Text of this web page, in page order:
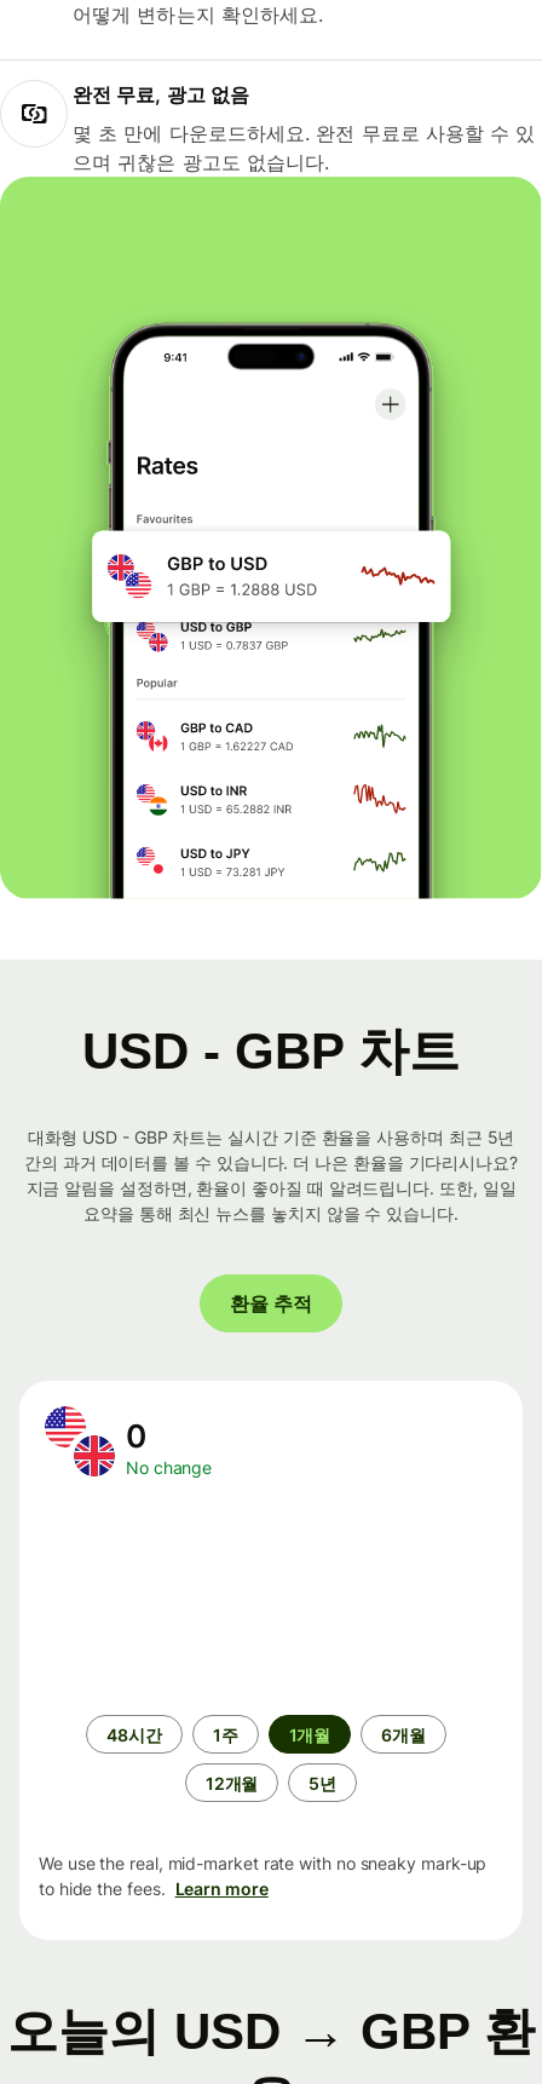
어떻게 변하는지 확인하세요.
완전 무료, 광고 없음
몇 초 만에 다운로드하세요. 완전 무료로 사용할 수 있
으며 귀찮은 광고도 없습니다.
USD - GBP 차트
대화형 USD - GBP 차트는 실시간 기준 환율을 사용하며 최근 5년
간의 과거 데이터를 볼 수 있습니다. 더 나은 환율을 기다리시나요?
지금 알림을 설정하면, 환율이 좋아질 때 알려드립니다. 또한, 일일
요약을 통해 최신 뉴스를 놓치지 않을 수 있습니다.
환율 추적
0
No change
48시간 1주 1개월 6개월
12개월 5년
We use the real, mid-market rate with no sneaky mark-up
to hide the fees. Learn more
오늘의 USD → GBP 환